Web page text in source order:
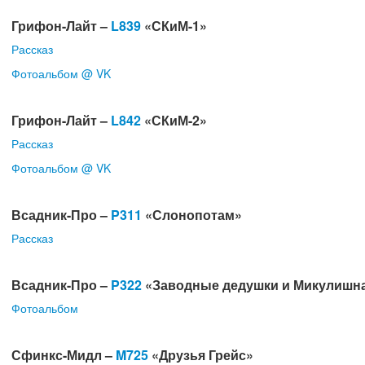
Грифон-Лайт – L839 «СКиМ-1»
Рассказ
Фотоальбом @ VK
Грифон-Лайт – L842 «СКиМ-2»
Рассказ
Фотоальбом @ VK
Всадник-Про – P311 «Слонопотам»
Рассказ
Всадник-Про – P322 «Заводные дедушки и
Фотоальбом
Сфинкс-Мидл – M725 «Друзья Грейс»